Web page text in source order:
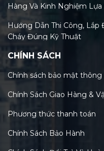
Hàng Và Kinh Nghiệm
Hướng Dẫn Thi Công, Lắp
Cháy Đúng Kỹ Thuật
Tiêu Chuẩn Tấm Titan
Định Mới Nhất 2026
Trường Việt Nam Hiện Nay
Tấm Titan Chống Cháy:
Tiết Với MGO, Rockwool
Cấu tạo và thành phần
CHÍNH SÁCH
Chính sách bảo mật thông
Chính Sách Giao Hàng &
Phương thức thanh toán
Chính Sách Bảo Hành